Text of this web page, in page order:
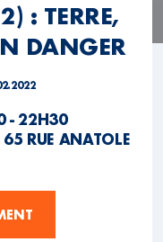
: TERRE,
DANGER
- 22H30
65 RUE ANATOLE